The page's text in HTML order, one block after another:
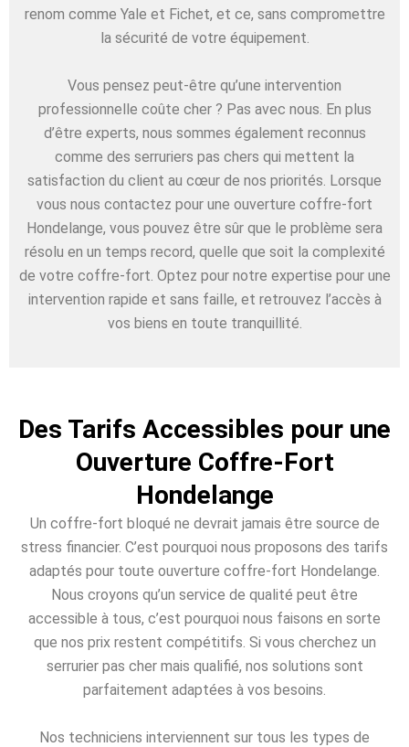
renom comme Yale et Fichet, et ce, sans compromettre
la sécurité de votre équipement.
Vous pensez peut-être qu’une intervention
professionnelle coûte cher ? Pas avec nous. En plus
d’être experts, nous sommes également reconnus
comme des serruriers pas chers qui mettent la
satisfaction du client au cœur de nos priorités. Lorsque
vous nous contactez pour une ouverture coffre-fort
Hondelange, vous pouvez être sûr que le problème sera
résolu en un temps record, quelle que soit la complexité
de votre coffre-fort. Optez pour notre expertise pour une
intervention rapide et sans faille, et retrouvez l’accès à
vos biens en toute tranquillité.
Des Tarifs Accessibles pour une
Ouverture Coffre-Fort
Hondelange
Un coffre-fort bloqué ne devrait jamais être source de
stress financier. C’est pourquoi nous proposons des tarifs
adaptés pour toute ouverture coffre-fort Hondelange.
Nous croyons qu’un service de qualité peut être
accessible à tous, c’est pourquoi nous faisons en sorte
que nos prix restent compétitifs. Si vous cherchez un
serrurier pas cher mais qualifié, nos solutions sont
parfaitement adaptées à vos besoins.
Nos techniciens interviennent sur tous les types de